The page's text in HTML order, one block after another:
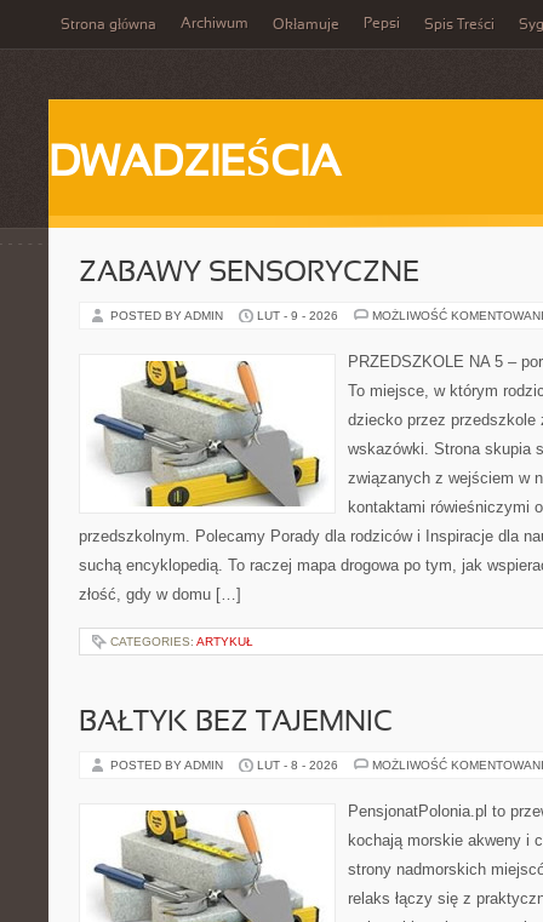
Strona główna Archiwum Okłamuje Pepsi Spis Treści
DWADZIEŚCIA
ZABAWY SENSORYCZNE
POSTED BY ADMIN LUT - 9 - 2026 MOŻLIWOŚĆ
PRZEDSZKOLE NA 5 –
To miejsce, w którym
dziecko przez przedszkole
wskazówki. Strona skupia
związanych z wejściem w
kontaktami rówieśniczymi
przedszkolnym. Polecamy Porady dla rodziców i Inspiracje dla
suchą encyklopedią. To raczej mapa drogowa po tym, jak
złość, gdy w domu […]
CATEGORIES: ARTYKUŁ
BAŁTYK BEZ TAJEMNIC
POSTED BY ADMIN LUT - 8 - 2026 MOŻLIWOŚĆ
PensjonatPolonia.pl to
kochają morskie akweny i
strony nadmorskich
relaks łączy się z